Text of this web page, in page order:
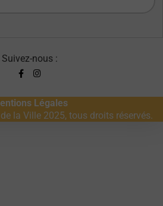
Suivez-nous :
Légales
la Ville 2025, tous droits réservés.